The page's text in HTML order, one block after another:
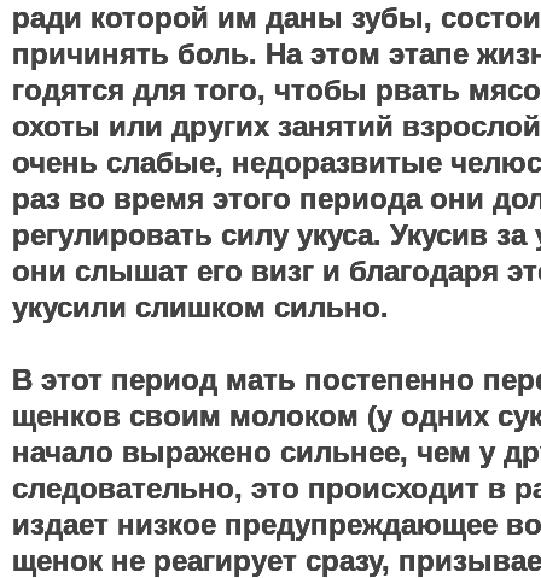
ради которой им даны зубы,
причинять боль. На этом этапе
годятся для того, чтобы рвать
охоты или других занятий
очень слабые, недоразвитые
раз во время этого периода они
регулировать силу укуса. Укусив
они слышат его визг и благодаря
укусили слишком сильно.
В этот период мать постепенно
щенков своим молоком (у одних
начало выражено сильнее, чем у
следовательно, это происходит в
издает низкое предупреждающее
щенок не реагирует сразу,